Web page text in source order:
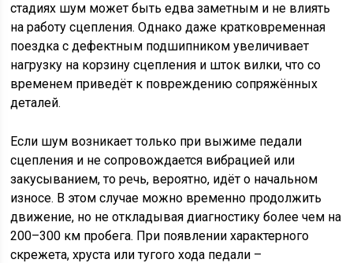
стадиях шум может быть едва заметным и не влиять
на работу сцепления. Однако даже кратковременная
поездка с дефектным подшипником увеличивает
нагрузку на корзину сцепления и шток вилки, что со
временем приведёт к повреждению сопряжённых
деталей.
Если шум возникает только при выжиме педали
сцепления и не сопровождается вибрацией или
закусыванием, то речь, вероятно, идёт о начальном
износе. В этом случае можно временно продолжить
движение, но не откладывая диагностику более чем на
200–300 км пробега. При появлении характерного
скрежета, хруста или тугого хода педали –